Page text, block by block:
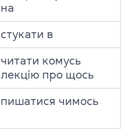
на
стукати в
читати комусь
лекцію про щось
пишатися чимось